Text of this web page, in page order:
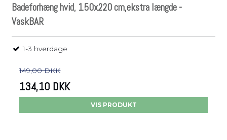
Badeforhæng hvid, 150x220 cm,ekstra længde -
VaskBAR
1-3 hverdage
149,00 DKK
134,10 DKK
VIS PRODUKT